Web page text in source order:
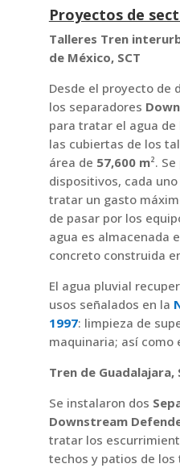
Proyectos de
Talleres Tren
de México, SCT
Desde el proyecto de
los separadores
para tratar el agua
las cubiertas de los
área de 57,600 m².
dispositivos, cada
tratar un gasto
de pasar por los
agua es almacenada
concreto construida
El agua pluvial
usos señalados en la
1997: limpieza de
maquinaria; así como
Tren de Guadalajara,
Se instalaron dos
Downstream
tratar los
techos y patios de los